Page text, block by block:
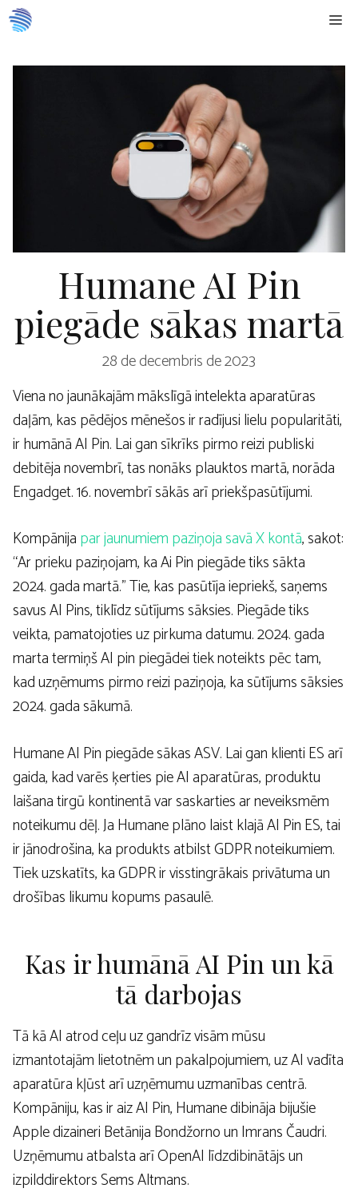
Doties
uz
Humane AI Pin
piegāde sākas martā
28 de decembris de 2023
Viena no jaunākajām mākslīgā intelekta aparatūras
daļām, kas pēdējos mēnešos ir radījusi lielu popularitāti,
ir humānā AI Pin. Lai gan sīkrīks pirmo reizi publiski
debitēja novembrī, tas nonāks plauktos martā, norāda
Engadget. 16. novembrī sākās arī priekšpasūtījumi.
Kompānijapar jaunumiem paziņoja savā X kontā, sakot:
“Ar prieku paziņojam, ka Ai Pin piegāde tiks sākta
2024. gada martā.” Tie, kas pasūtīja iepriekš, saņems
savus AI Pins, tiklīdz sūtījums sāksies. Piegāde tiks
veikta, pamatojoties uz pirkuma datumu. 2024. gada
marta termiņš AI pin piegādei tiek noteikts pēc tam,
kad uzņēmums pirmo reizi paziņoja, ka sūtījums sāksies
2024. gada sākumā.
Humane AI Pin piegāde sākas ASV. Lai gan klienti ES arī
gaida, kad varēs ķerties pie AI aparatūras, produktu
laišana tirgū kontinentā var saskarties ar neveiksmēm
noteikumu dēļ. Ja Humane plāno laist klajā AI Pin ES, tai
ir jānodrošina, ka produkts atbilst GDPR noteikumiem.
Tiek uzskatīts, ka GDPR ir visstingrākais privātuma un
drošības likumu kopums pasaulē.
Kas ir humānā AI Pin un kā
tā darbojas
Tā kā AI atrod ceļu uz gandrīz visām mūsu
izmantotajām lietotnēm un pakalpojumiem, uz AI vadīta
aparatūra kļūst arī uzņēmumu uzmanības centrā.
Kompāniju, kas ir aiz AI Pin, Humane dibināja bijušie
Apple dizaineri Betānija Bondžorno un Imrans Čaudri.
Uzņēmumu atbalsta arī OpenAI līdzdibinātājs un
izpilddirektors Sems Altmans.